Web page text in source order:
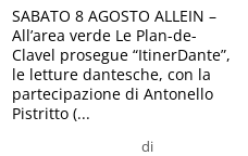
di
SABATO 8 AGOSTO ALLEIN –
All’area verde Le Plan-de-
Clavel prosegue “ItinerDante”,
le letture dantesche, con la
partecipazione di Antonello
Pistritto (...